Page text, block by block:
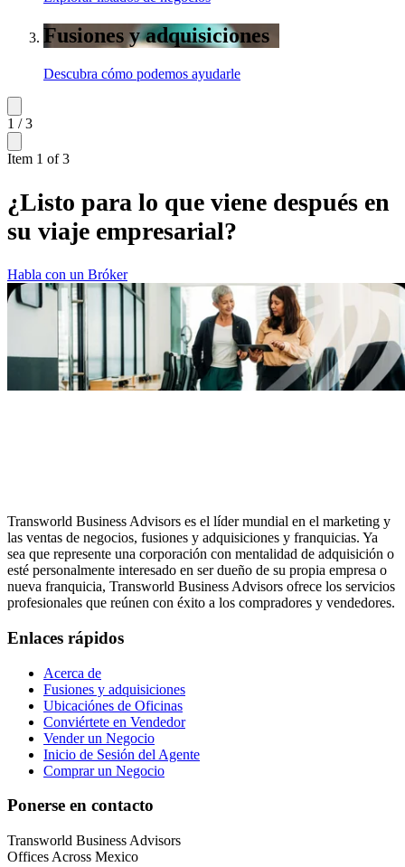
Fusiones y adquisiciones
Descubra cómo podemos ayudarle
1 / 3
Item 1 of 3
¿Listo para lo que viene después en
su viaje empresarial?
Habla con un Bróker
Transworld Business Advisors es el líder mundial en el marketing y
las ventas de negocios, fusiones y adquisiciones y franquicias. Ya
sea que represente una corporación con mentalidad de adquisición o
esté personalmente interesado en ser dueño de su propia empresa o
nueva franquicia, Transworld Business Advisors ofrece los servicios
profesionales que reúnen con éxito a los compradores y vendedores.
Enlaces rápidos
Acerca de
Fusiones y adquisiciones
Ubicaciónes de Oficinas
Conviértete en Vendedor
Vender un Negocio
Inicio de Sesión del Agente
Comprar un Negocio
Ponerse en contacto
Transworld Business Advisors
Offices Across Mexico